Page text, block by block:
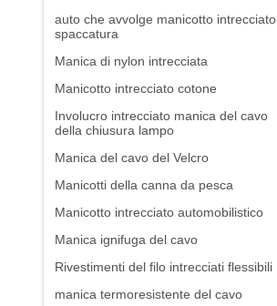
auto che avvolge manicotto intrecciato
spaccatura
Manica di nylon intrecciata
Manicotto intrecciato cotone
Involucro intrecciato manica del cavo
della chiusura lampo
Manica del cavo del Velcro
Manicotti della canna da pesca
Manicotto intrecciato automobilistico
Manica ignifuga del cavo
Rivestimenti del filo intrecciati flessibili
manica termoresistente del cavo